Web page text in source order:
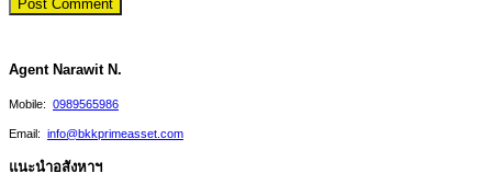
Agent Narawit N.
Mobile: 0989565986
Email: info@bkkprimeasset.com
แนะนำอสังหาฯ